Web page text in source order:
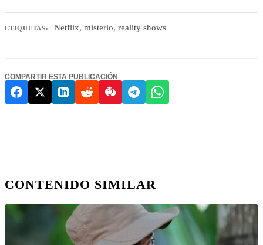
ETIQUETAS: Netflix, misterio, reality shows
COMPARTIR ESTA PUBLICACIÓN
CONTENIDO SIMILAR